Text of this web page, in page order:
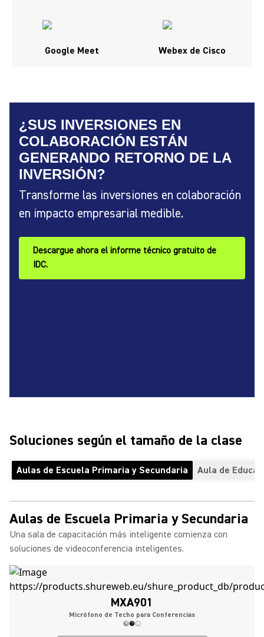
Google Meet Webex de Cisco
¿SUS INVERSIONES EN
COLABORACIÓN ESTÁN
GENERANDO RETORNO DE LA
INVERSIÓN?
Transforme las inversiones en colaboración
en impacto empresarial medible.
Descargue ahora el informe técnico gratuito de
IDC.
Soluciones según el tamaño de la clase
Aulas de Escuela Primaria y Secundaria Aula de
Aulas de Escuela Primaria y Secundaria
Una sala de capacitación más inteligente comienza con
soluciones de videoconferencia inteligentes.
MXA901
Micrófono de Techo para Conferencias